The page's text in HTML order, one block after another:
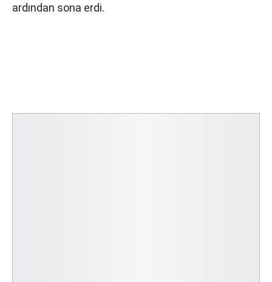
ardından sona erdi.